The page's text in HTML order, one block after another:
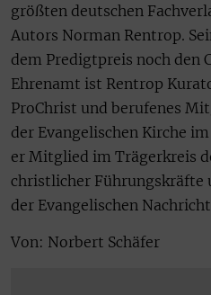
größten deutschen
Autors Norman Rentrop.
dem Predigtpreis noch den
Ehrenamt ist Rentrop
ProChrist und berufenes
der Evangelischen Kirche
er Mitglied im Trägerkreis
christlicher Führungskräfte
der Evangelischen
Von: Norbert Schäfer